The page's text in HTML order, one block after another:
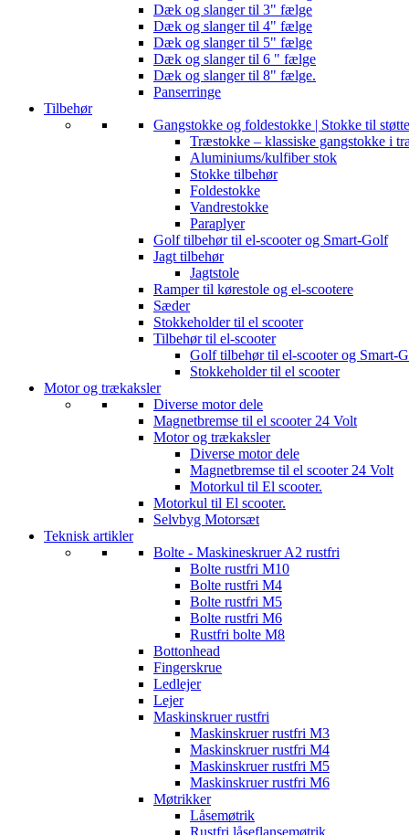
Dæk og slanger til 3" fælge
Dæk og slanger til 4" fælge
Dæk og slanger til 5" fælge
Dæk og slanger til 6 " fælge
Dæk og slanger til 8" fælge.
Panserringe
Tilbehør
Gangstokke og foldestokke | Stokke til støtte
Træstokke – klassiske gangstokke i
Aluminiums/kulfiber stok
Stokke tilbehør
Foldestokke
Vandrestokke
Paraplyer
Golf tilbehør til el-scooter og Smart-Golf
Jagt tilbehør
Jagtstole
Ramper til kørestole og el-scootere
Sæder
Stokkeholder til el scooter
Tilbehør til el-scooter
Golf tilbehør til el-scooter og Smart-
Stokkeholder til el scooter
Motor og trækaksler
Diverse motor dele
Magnetbremse til el scooter 24 Volt
Motor og trækaksler
Diverse motor dele
Magnetbremse til el scooter 24 Volt
Motorkul til El scooter.
Motorkul til El scooter.
Selvbyg Motorsæt
Teknisk artikler
Bolte - Maskineskruer A2 rustfri
Bolte rustfri M10
Bolte rustfri M4
Bolte rustfri M5
Bolte rustfri M6
Rustfri bolte M8
Bottonhead
Fingerskrue
Ledlejer
Lejer
Maskinskruer rustfri
Maskinskruer rustfri M3
Maskinskruer rustfri M4
Maskinskruer rustfri M5
Maskinskruer rustfri M6
Møtrikker
Låsemøtrik
Rustfri låseflansemøtrik